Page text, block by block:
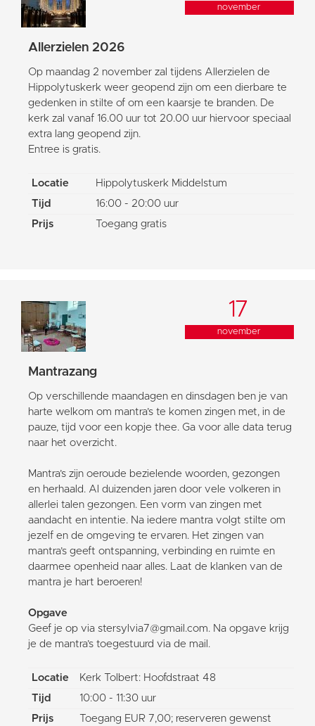
november
Allerzielen 2026
Op maandag 2 november zal tijdens Allerzielen de
Hippolytuskerk weer geopend zijn om een dierbare te
gedenken in stilte of om een kaarsje te branden. De
kerk zal vanaf 16.00 uur tot 20.00 uur hiervoor speciaal
extra lang geopend zijn.
Entree is gratis.
Locatie
Hippolytuskerk Middelstum
Tijd
16:00 - 20:00 uur
Prijs
Toegang gratis
17
november
Mantrazang
Op verschillende maandagen en dinsdagen ben je van
harte welkom om mantra’s te komen zingen met, in de
pauze, tijd voor een kopje thee. Ga voor alle data terug
naar het overzicht.
Mantra’s zijn oeroude bezielende woorden, gezongen
en herhaald. Al duizenden jaren door vele volkeren in
allerlei talen gezongen. Een vorm van zingen met
aandacht en intentie. Na iedere mantra volgt stilte om
jezelf en de omgeving te ervaren. Het zingen van
mantra’s geeft ontspanning, verbinding en ruimte en
daarmee openheid naar alles. Laat de klanken van de
mantra je hart beroeren!
Opgave
Geef je op via stersylvia7@gmail.com. Na opgave krijg
je de mantra’s toegestuurd via de mail.
Locatie
Kerk Tolbert: Hoofdstraat 48
Tijd
10:00 - 11:30 uur
Prijs
Toegang EUR 7,00; reserveren gewenst